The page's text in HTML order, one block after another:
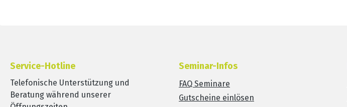
Service-Hotline
Telefonische Unterstützung und
Beratung während unserer
Seminar-Infos
FAQ Seminare
Gutscheine einlösen